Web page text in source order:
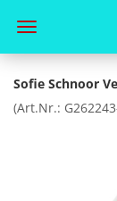
Sofie Schnoor
(Art.Nr.: